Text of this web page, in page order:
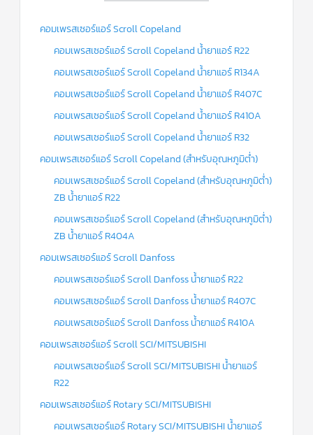
คอมเพรสเซอร์แอร์ Scroll Copeland
คอมเพรสเซอร์แอร์ Scroll Copeland น้ำยาแอร์ R22
คอมเพรสเซอร์แอร์ Scroll Copeland น้ำยาแอร์ R134A
คอมเพรสเซอร์แอร์ Scroll Copeland น้ำยาแอร์ R407C
คอมเพรสเซอร์แอร์ Scroll Copeland น้ำยาแอร์ R410A
คอมเพรสเซอร์แอร์ Scroll Copeland น้ำยาแอร์ R32
คอมเพรสเซอร์แอร์ Scroll Copeland (สำหรับอุณหภูมิต่ำ)
คอมเพรสเซอร์แอร์ Scroll Copeland (สำหรับอุณหภูมิต่ำ)
ZB น้ำยาแอร์ R22
คอมเพรสเซอร์แอร์ Scroll Copeland (สำหรับอุณหภูมิต่ำ)
ZB น้ำยาแอร์ R404A
คอมเพรสเซอร์แอร์ Scroll Danfoss
คอมเพรสเซอร์แอร์ Scroll Danfoss น้ำยาแอร์ R22
คอมเพรสเซอร์แอร์ Scroll Danfoss น้ำยาแอร์ R407C
คอมเพรสเซอร์แอร์ Scroll Danfoss น้ำยาแอร์ R410A
คอมเพรสเซอร์แอร์ Scroll SCI/MITSUBISHI
คอมเพรสเซอร์แอร์ Scroll SCI/MITSUBISHI น้ำยาแอร์
R22
คอมเพรสเซอร์แอร์ Rotary SCI/MITSUBISHI
คอมเพรสเซอร์แอร์ Rotary SCI/MITSUBISHI น้ำยาแอร์